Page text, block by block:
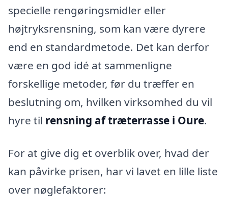
specielle rengøringsmidler eller
højtryksrensning, som kan være dyrere
end en standardmetode. Det kan derfor
være en god idé at sammenligne
forskellige metoder, før du træffer en
beslutning om, hvilken virksomhed du vil
hyre til rensning af træterrasse i Oure.
For at give dig et overblik over, hvad der
kan påvirke prisen, har vi lavet en lille liste
over nøglefaktorer: